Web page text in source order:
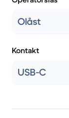
Olåst
Kontakt
USB-C